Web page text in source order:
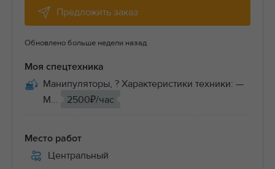
Предложить заказ
Обновлено больше недели назад
Моя спецтехника
Манипуляторы, ? Характеристики техники: —
М...
2500₽/час
Место работ
Центральный